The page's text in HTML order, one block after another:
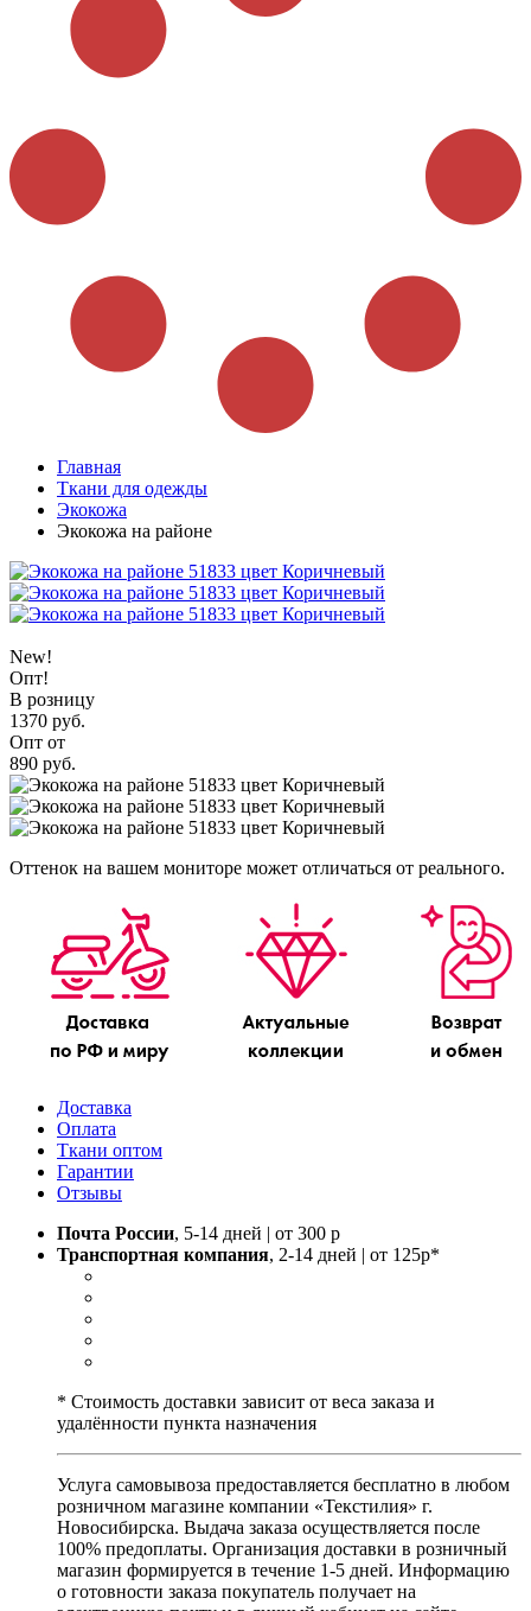
Главная
Ткани для одежды
Экокожа
Экокожа на районе
New!
Опт!
В розницу
1370 руб.
Опт от
890 руб.
Оттенок на вашем мониторе может отличаться от реального.
Доставка
Оплата
Ткани оптом
Гарантии
Отзывы
Почта России, 5-14 дней | от 300 р
Транспортная компания, 2-14 дней | от 125р*
* Стоимость доставки зависит от веса заказа и
удалённости пункта назначения
Услуга самовывоза предоставляется бесплатно в любом
розничном магазине компании «Текстилия» г.
Новосибирска. Выдача заказа осуществляется после
100% предоплаты. Организация доставки в розничный
магазин формируется в течение 1-5 дней. Информацию
о готовности заказа покупатель получает на